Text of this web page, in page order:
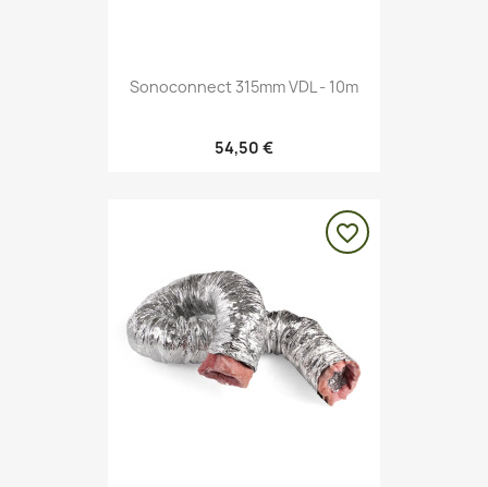
Sonoconnect 315mm VDL - 10m
54,50 €
favorite_border